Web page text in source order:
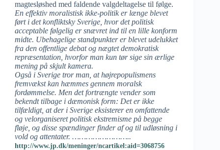
magtesløshed med faldende valgdeltagelse til følge.
En effektiv moralistisk ikke-politik er længe blevet
ført i det konfliktsky Sverige, hvor det politisk
acceptable følgelig er snævret ind til en lille konform
midte. Ubehagelige standpunkter er blevet udelukket
fra den offentlige debat og nægtet demokratisk
repræsentation, hvorfor man kun tør sige sin ærlige
mening på skjult kamera.
Også i Sverige tror man, at højrepopulismens
fremvækst kan hæmmes gennem moralsk
fordømmelse. Men det fortrængte vender som
bekendt tilbage i dæmonisk form: Det er ikke
tilfældigt, at der i Sverige eksisterer en omfattende
og velorganiseret politisk ekstremisme på begge
fløje, og disse spændinger finder af og til udløsning i
vold og attentater. ……………………..
http://www.jp.dk/meninger/ncartikel:aid=3068756